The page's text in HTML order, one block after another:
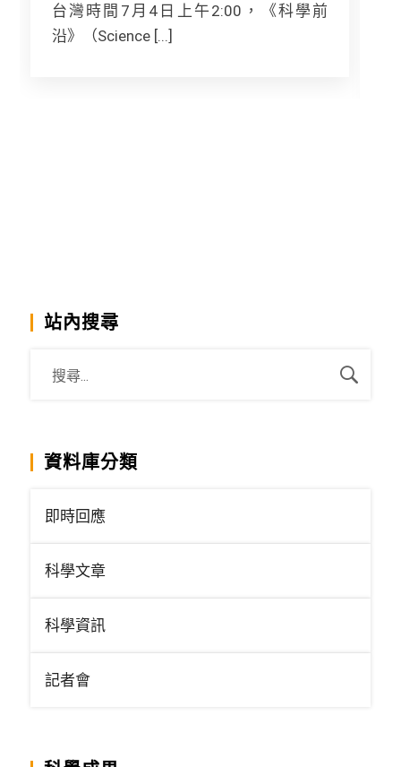
台灣時間7月4日上午2:00，《科學前
沿》（Science [...]
站內搜尋
資料庫分類
即時回應
科學文章
科學資訊
記者會